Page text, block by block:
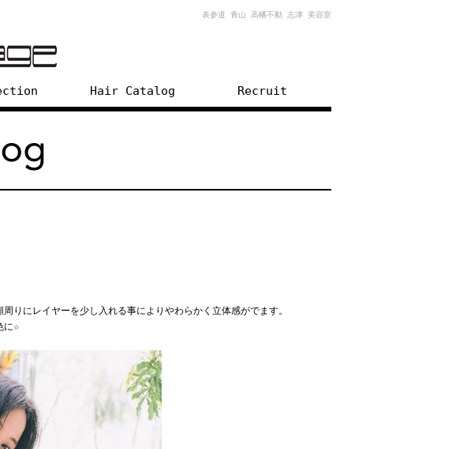
表参道 青山 高幡不動 志津 美容室
Hair Catalog Recruit
りにレイヤーを少し入れる事によりやわらかく立体感がでます。
に☆